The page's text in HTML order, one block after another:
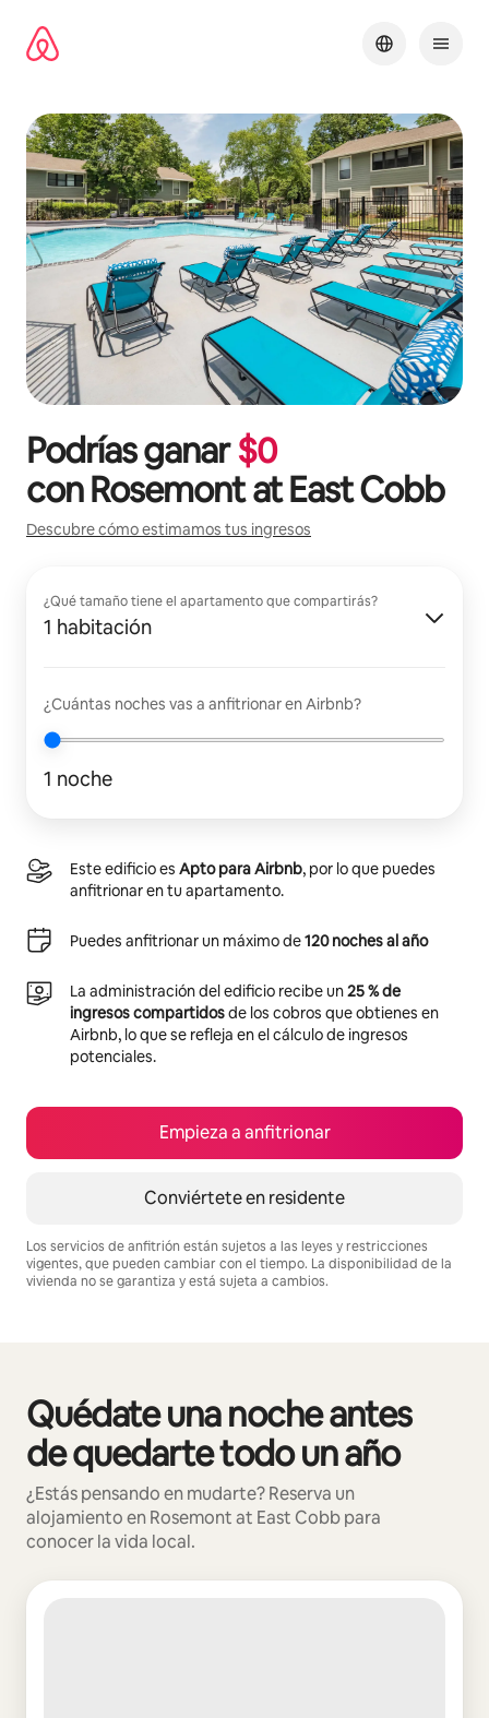
contenido
Podrías ganar$0
conRosemont at East Cobb
Descubre cómo estimamos tus ingresos
¿Qué tamaño tiene el apartamento que compartirás?
1 habitación
¿Cuántas noches vas a anfitrionar en Airbnb?
1 noche
Este edificio es Apto para Airbnb, por lo que puedes
anfitrionar en tu apartamento.
Puedes anfitrionar un máximo de120 noches al año
La administración del edificio recibe un25 % de
ingresos compartidosde los cobros que obtienes en
Airbnb, lo que se refleja en el cálculo de ingresos
potenciales.
Empieza a anfitrionar
Conviértete en residente
Los servicios de anfitrión están sujetos a las leyes y restricciones
vigentes, que pueden cambiar con el tiempo. La disponibilidad de la
vivienda no se garantiza y está sujeta a cambios.
Quédate una noche antes
de quedarte todo un año
¿Estás pensando en mudarte? Reserva un
alojamiento en Rosemont at East Cobb para
conocer la vida local.
Se muestran0 de 0 elementos